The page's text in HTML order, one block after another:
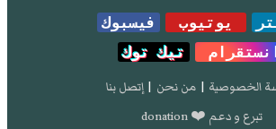
يوتيوب
فيسبوك
انستقرام
تيك توك
الخصوصية | من نحن | إتصل بنا
تبرع و دعم ❤️ donation